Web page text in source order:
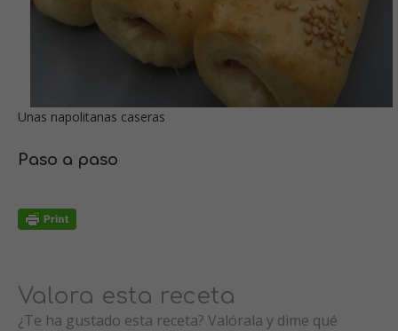
Unas napolitanas caseras
Paso a paso
Valora esta receta
¿Te ha gustado esta receta? Valórala y dime qué